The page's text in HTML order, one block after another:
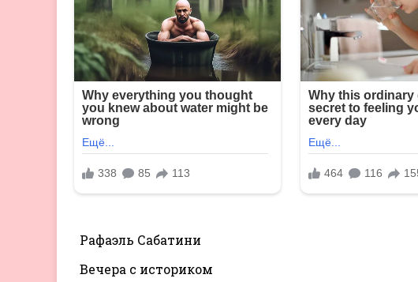
Рафаэль Сабатини
Вечера с историком